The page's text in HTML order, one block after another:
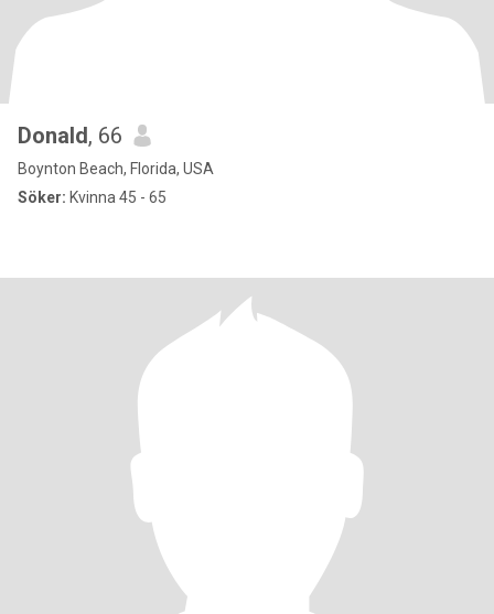
Donald, 66
Boynton Beach, Florida, USA
Söker: Kvinna 45 - 65